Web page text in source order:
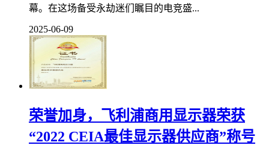
幕。在这场备受永劫迷们瞩目的电竞盛...
2025-06-09
荣誉加身，飞利浦商用显示器荣获
“2022 CEIA最佳显示器供应商”称号